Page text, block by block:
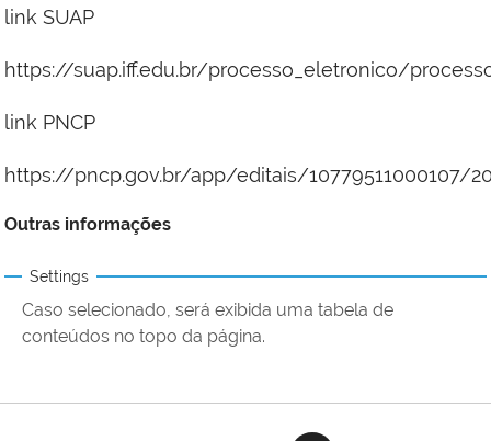
link SUAP
https://suap.iff.edu.br/processo_eletronico/
link PNCP
https://pncp.gov.br/app/editais/10779511000107/
Outras informações
Settings
Caso selecionado, será exibida uma tabela de
conteúdos no topo da página.